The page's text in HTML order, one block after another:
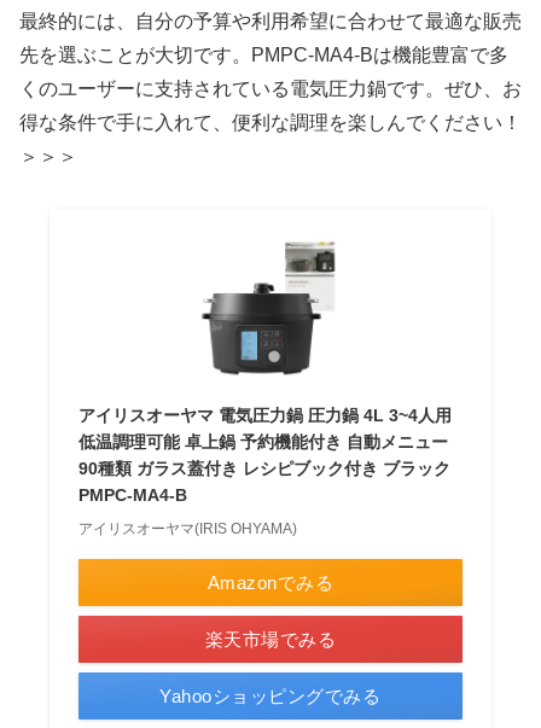
最終的には、自分の予算や利用希望に合わせて最適な販売
先を選ぶことが大切です。PMPC-MA4-Bは機能豊富で多
くのユーザーに支持されている電気圧力鍋です。ぜひ、お
得な条件で手に入れて、便利な調理を楽しんでください！
＞＞＞
アイリスオーヤマ 電気圧力鍋 圧力鍋 4L 3~4人用
低温調理可能 卓上鍋 予約機能付き 自動メニュー
90種類 ガラス蓋付き レシピブック付き ブラック
PMPC-MA4-B
アイリスオーヤマ(IRIS OHYAMA)
Amazonでみる
楽天市場でみる
Yahooショッピングでみる